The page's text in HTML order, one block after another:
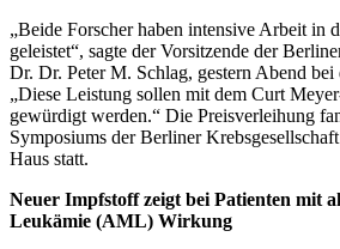
„Beide Forscher haben intensive Arbeit in
geleistet“, sagte der Vorsitzende der
Dr. Dr. Peter M. Schlag, gestern Abend bei
„Diese Leistung sollen mit dem Curt
gewürdigt werden.“ Die Preisverleihung
Symposiums der Berliner
Haus statt.
Neuer Impfstoff zeigt bei Patienten mit
Leukämie (AML) Wirkung